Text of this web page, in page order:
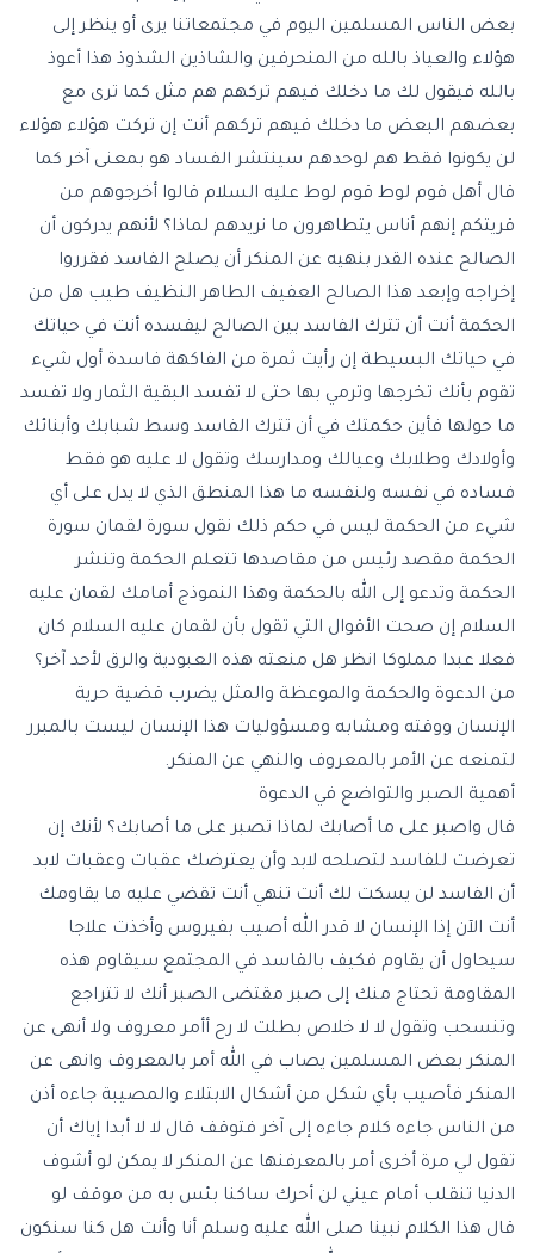
بعض الناس المسلمين اليوم في مجتمعاتنا يرى أو ينظر إلى
هؤلاء والعياذ بالله من المنحرفين والشاذين الشذوذ هذا أعوذ
بالله فيقول لك ما دخلك فيهم تركهم هم مثل كما ترى مع
بعضهم البعض ما دخلك فيهم تركهم أنت إن تركت هؤلاء هؤلاء
لن يكونوا فقط هم لوحدهم سينتشر الفساد هو بمعنى آخر كما
قال أهل قوم لوط قوم لوط عليه السلام قالوا أخرجوهم من
قريتكم إنهم أناس يتطاهرون ما نريدهم لماذا؟ لأنهم يدركون أن
الصالح عنده القدر بنهيه عن المنكر أن يصلح الفاسد فقرروا
إخراجه وإبعد هذا الصالح العفيف الطاهر النظيف طيب هل من
الحكمة أنت أن تترك الفاسد بين الصالح ليفسده أنت في حياتك
في حياتك البسيطة إن رأيت ثمرة من الفاكهة فاسدة أول شيء
تقوم بأنك تخرجها وترمي بها حتى لا تفسد البقية الثمار ولا تفسد
ما حولها فأين حكمتك في أن تترك الفاسد وسط شبابك وأبنائك
وأولادك وطلابك وعيالك ومدارسك وتقول لا عليه هو فقط
فساده في نفسه ولنفسه ما هذا المنطق الذي لا يدل على أي
شيء من الحكمة ليس في حكم ذلك نقول سورة لقمان سورة
الحكمة مقصد رئيس من مقاصدها تتعلم الحكمة وتنشر
الحكمة وتدعو إلى الله بالحكمة وهذا النموذج أمامك لقمان عليه
السلام إن صحت الأقوال التي تقول بأن لقمان عليه السلام كان
فعلا عبدا مملوكا انظر هل منعته هذه العبودية والرق لأحد آخر؟
من الدعوة والحكمة والموعظة والمثل يضرب قضية حرية
الإنسان ووقته ومشابه ومسؤوليات هذا الإنسان ليست بالمبرر
لتمنعه عن الأمر بالمعروف والنهي عن المنكر.
أهمية الصبر والتواضع في الدعوة
قال واصبر على ما أصابك لماذا تصبر على ما أصابك؟ لأنك إن
تعرضت للفاسد لتصلحه لابد وأن يعترضك عقبات وعقبات لابد
أن الفاسد لن يسكت لك أنت تنهي أنت تقضي عليه ما يقاومك
أنت الآن إذا الإنسان لا قدر الله أصيب بفيروس وأخذت علاجا
سيحاول أن يقاوم فكيف بالفاسد في المجتمع سيقاوم هذه
المقاومة تحتاج منك إلى صبر مقتضى الصبر أنك لا تتراجع
وتنسحب وتقول لا لا خلاص بطلت لا رح أأمر معروف ولا أنهى عن
المنكر بعض المسلمين يصاب في الله أمر بالمعروف وانهى عن
المنكر فأصيب بأي شكل من أشكال الابتلاء والمصيبة جاءه أذن
من الناس جاءه كلام جاءه إلى آخر فتوقف قال لا لا أبدا إياك أن
تقول لي مرة أخرى أمر بالمعرفنها عن المنكر لا يمكن لو أشوف
الدنيا تنقلب أمام عيني لن أحرك ساكنا بئس به من موقف لو
قال هذا الكلام نبينا صلى الله عليه وسلم أنا وأنت هل كنا سنكون